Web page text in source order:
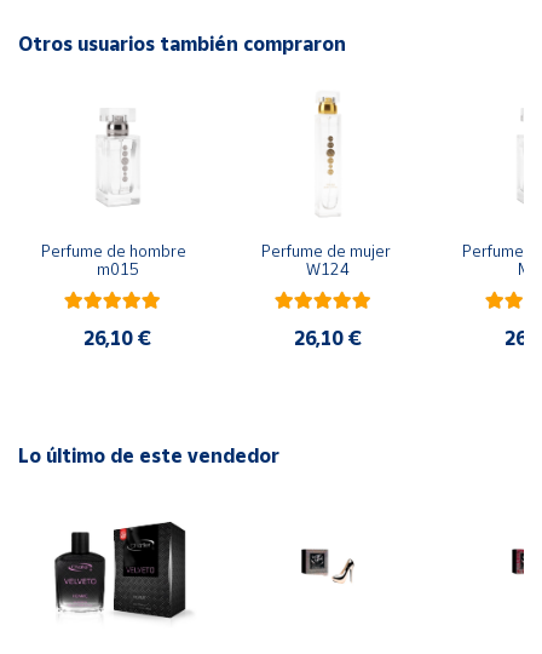
Cuenta
Península
Baleares
: cedro, vetiver, pachulí.
Otros usuarios también compraron
Perfume de hombre
m015
26,10 €
Perfume de mujer
W124
26,10 €
Perfume
Lo último de este vendedor